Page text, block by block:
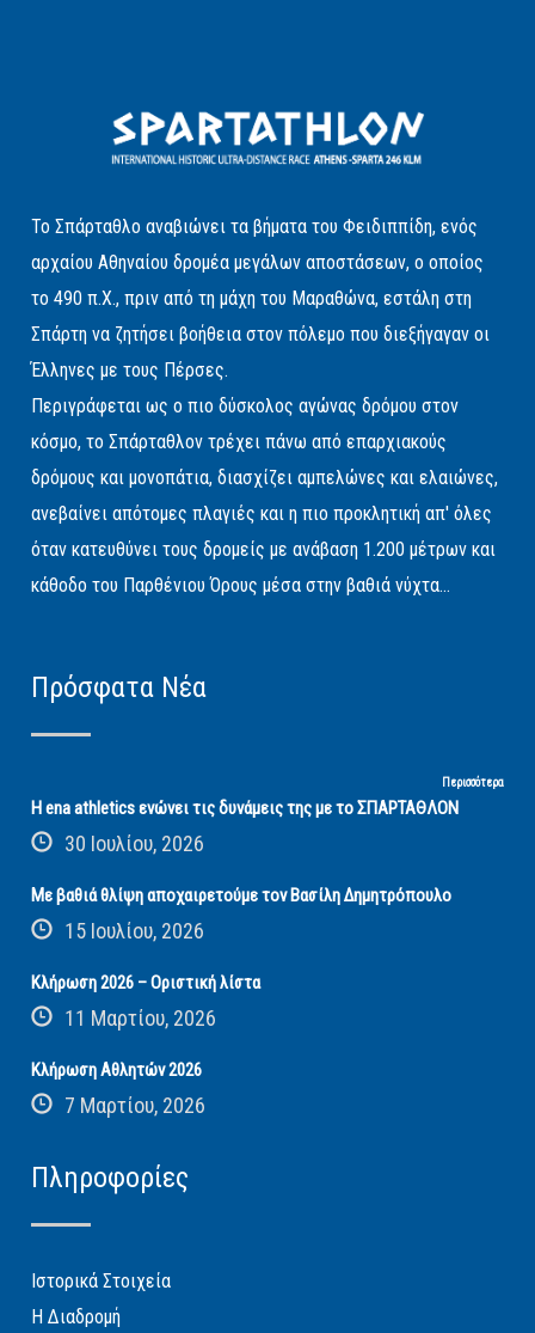
Το Σπάρταθλο αναβιώνει τα βήματα του Φειδιππίδη, ενός
αρχαίου Αθηναίου δρομέα μεγάλων αποστάσεων, ο οποίος
το 490 π.Χ., πριν από τη μάχη του Μαραθώνα, εστάλη στη
Σπάρτη να ζητήσει βοήθεια στον πόλεμο που διεξήγαγαν οι
Έλληνες με τους Πέρσες.
Περιγράφεται ως ο πιο δύσκολος αγώνας δρόμου στον
κόσμο, το Σπάρταθλον τρέχει πάνω από επαρχιακούς
δρόμους και μονοπάτια, διασχίζει αμπελώνες και ελαιώνες,
ανεβαίνει απότομες πλαγιές και η πιο προκλητική απ' όλες
όταν κατευθύνει τους δρομείς με ανάβαση 1.200 μέτρων και
κάθοδο του Παρθένιου Όρους μέσα στην βαθιά νύχτα...
Πρόσφατα Νέα
Περισσότερα
Η ena athletics ενώνει τις δυνάμεις της με το ΣΠΑΡΤΑΘΛΟΝ
30 Ιουλίου, 2026
Με βαθιά θλίψη αποχαιρετούμε τον Βασίλη Δημητρόπουλο
15 Ιουλίου, 2026
Κλήρωση 2026 – Οριστική λίστα
11 Μαρτίου, 2026
Κλήρωση Αθλητών 2026
7 Μαρτίου, 2026
Πληροφορίες
Ιστορικά Στοιχεία
Η Διαδρομή